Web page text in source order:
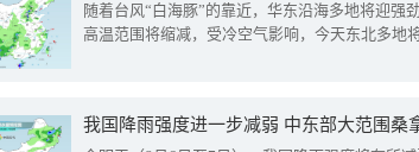
随着台风“白海豚”的靠近，华东沿海多地将迎强
高温范围将缩减，受冷空气影响，今天东北多地